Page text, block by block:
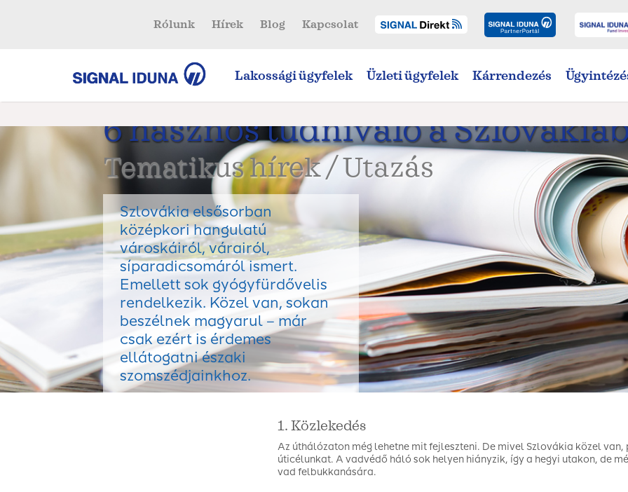
Rólunk Hírek Blog Kapcsolat
Lakossági ügyfelek Üzleti ügyfelek Kárrendezés
6 hasznos tudnivaló a
Tematikus hírek / Utazás
Szlovákia elsősorban
középkori hangulatú
városkáiról, várairól,
síparadicsomáról ismert.
Emellett sok gyógyfürdővelis
rendelkezik. Közel van, sokan
beszélnek magyarul – már
csak ezért is érdemes
ellátogatni északi
szomszédjainkhoz.
1. Közlekedés
Az úthálózaton még lehetne mit fejleszteni. De mivel Szlovákia közel
úticélunkat. A vadvédő háló sok helyen hiányzik, így a hegyi utakon, de
vad felbukkanására.